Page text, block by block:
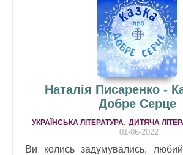
Наталія Писаренко -
Добре Серце
УКРАЇНСЬКА ЛІТЕРАТУРА ДИТЯЧА
01-06-2022
Ви колись задумувались,